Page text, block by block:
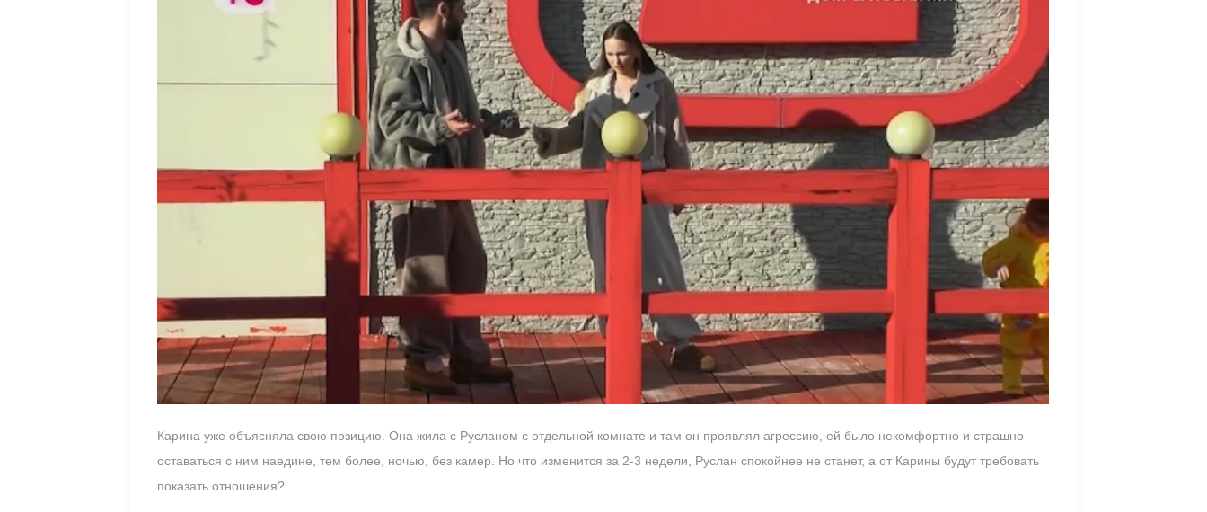
Карина уже объясняла свою позицию. Она жила с Русланом с отдельной комнате и там он проявлял агрессию, ей было некомфортно и страшно
оставаться с ним наедине, тем более, ночью, без камер. Но что изменится за 2-3 недели, Руслан спокойнее не станет, а от Карины будут требовать
показать отношения?